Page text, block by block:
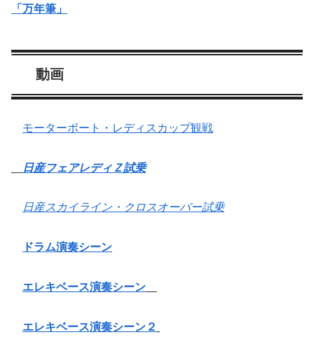
「万年筆」
動画
モーターボート・レディスカップ観戦
日産フェアレディＺ試乗
日産スカイライン・クロスオーバー試乗
ドラム演奏シーン
エレキベース演奏シーン
エレキベース演奏シーン２